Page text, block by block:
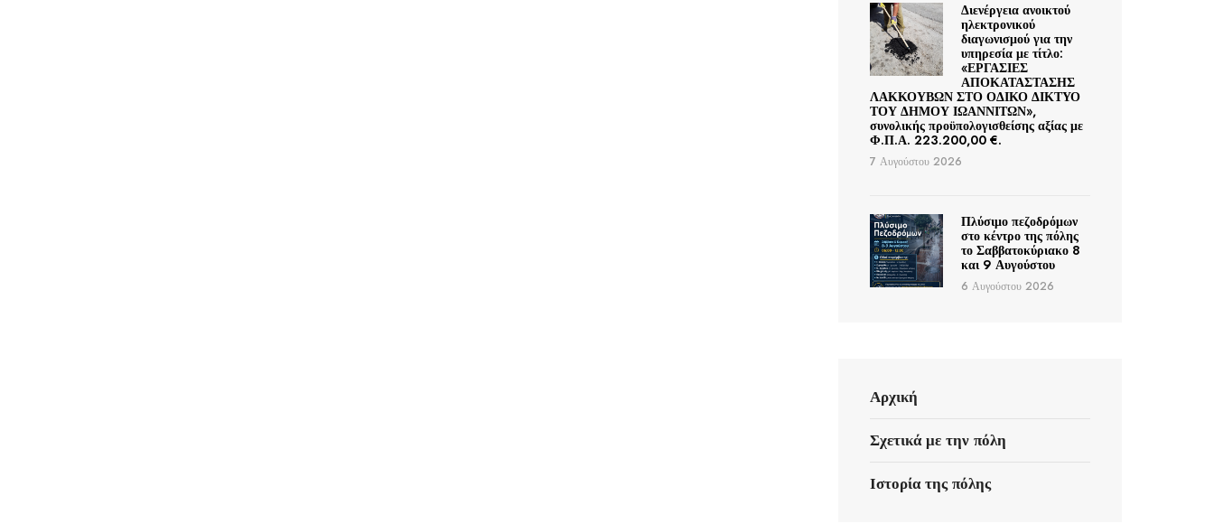
Διενέργεια ανοικτού
ηλεκτρονικού
διαγωνισμού για την
υπηρεσία με τίτλο:
«ΕΡΓΑΣΙΕΣ
ΑΠΟΚΑΤΑΣΤΑΣΗΣ
ΛΑΚΚΟΥΒΩΝ ΣΤΟ ΟΔΙΚΟ ΔΙΚΤΥΟ
ΤΟΥ ΔΗΜΟΥ ΙΩΑΝΝΙΤΩΝ»,
συνολικής προϋπολογισθείσης αξίας με
Φ.Π.Α. 223.200,00 €.
7 Αυγούστου 2026
Πλύσιμο πεζοδρόμων
στο κέντρο της πόλης
το Σαββατοκύριακο 8
και 9 Αυγούστου
6 Αυγούστου 2026
Αρχική
Σχετικά με την πόλη
Ιστορία της πόλης